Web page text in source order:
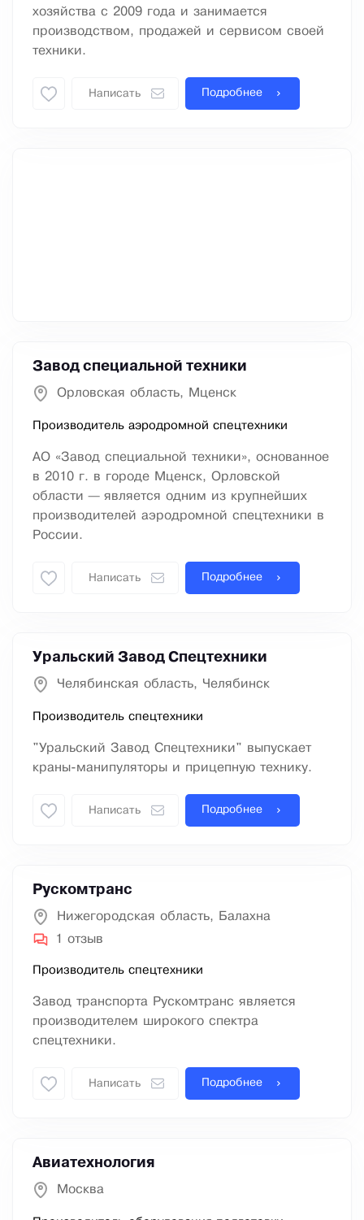
хозяйства с 2009 года и занимается
производством, продажей и сервисом своей
техники.
Написать Подробнее
Завод специальной техники
Орловская область, Мценск
Производитель аэродромной спецтехники
АО «Завод специальной техники», основанное
в 2010 г. в городе Мценск, Орловской
области — является одним из крупнейших
производителей аэродромной спецтехники в
России.
Написать Подробнее
Уральский Завод Спецтехники
Челябинская область, Челябинск
Производитель спецтехники
"Уральский Завод Спецтехники" выпускает
краны-манипуляторы и прицепную технику.
Написать Подробнее
Рускомтранс
Нижегородская область, Балахна
1 отзыв
Производитель спецтехники
Завод транспорта Рускомтранс является
производителем широкого спектра
спецтехники.
Написать Подробнее
Авиатехнология
Москва